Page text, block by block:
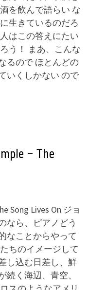
を飲んで語らい な
生きているのだろ
はこの答えにたい
う！ まあ、こんな
るので ほとんどの
いくしかない ので
– The
Song Lives On ジョ
なら、ピアノどう
なことからやって
ちのイメージして
し込む日差し、鮮
く海辺、青空、